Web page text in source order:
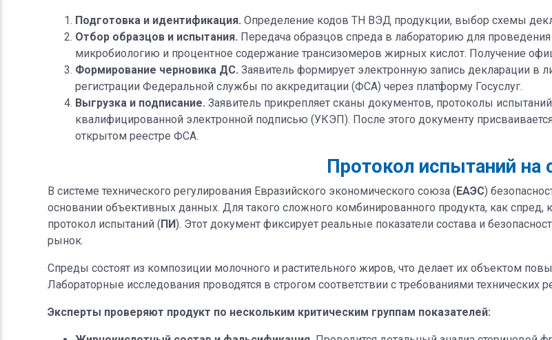
Подготовка и идентификация. Определение кодов ТН ВЭД продукции, выбор схемы
Отбор образцов и испытания. Передача образцов спреда в лабораторию для
микробиологию и процентное содержание трансизомеров жирных кислот. Получение
Формирование черновика ДС. Заявитель формирует электронную запись декларации в
регистрации Федеральной службы по аккредитации (ФСА) через платформу Госуслуг.
Выгрузка и подписание. Заявитель прикрепляет сканы документов, протоколы
квалифицированной электронной подписью (УКЭП). После этого документу
открытом реестре ФСА.
Протокол испытаний на
В системе технического регулирования Евразийского экономического союза (ЕАЭС)
основании объективных данных. Для такого сложного комбинированного продукта, как
протокол испытаний (ПИ). Этот документ фиксирует реальные показатели состава и
рынок.
Спреды состоят из композиции молочного и растительного жиров, что делает их объектом
Лабораторные исследования проводятся в строгом соответствии с требованиями технических
Эксперты проверяют продукт по нескольким критическим группам показателей: